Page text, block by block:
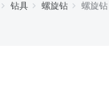
钻具 螺旋钻 螺旋